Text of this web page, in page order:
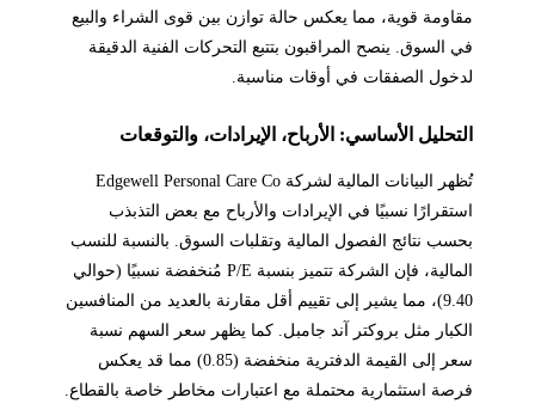
مقاومة قوية، مما يعكس حالة توازن بين قوى الشراء والبيع
في السوق. ينصح المراقبون بتتبع التحركات الفنية الدقيقة
لدخول الصفقات في أوقات مناسبة.
التحليل الأساسي: الأرباح، الإيرادات، والتوقعات
تُظهر البيانات المالية لشركة Edgewell Personal Care Co
استقرارًا نسبيًا في الإيرادات والأرباح مع بعض التذبذب
بحسب نتائج الفصول المالية وتقلبات السوق. بالنسبة للنسب
المالية، فإن الشركة تتميز بنسبة P/E مُنخفضة نسبيًا (حوالي
9.40)، مما يشير إلى تقييم أقل مقارنة بالعديد من المنافسين
الكبار مثل بروكتر آند جامبل. كما يظهر سعر السهم نسبة
سعر إلى القيمة الدفترية منخفضة (0.85) مما قد يعكس
فرصة استثمارية محتملة مع اعتبارات مخاطر خاصة بالقطاع.